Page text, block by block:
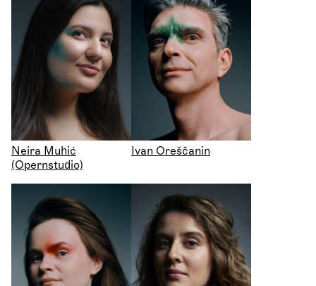
Neira Muhić
(Opernstudio)
Ivan Oreščanin